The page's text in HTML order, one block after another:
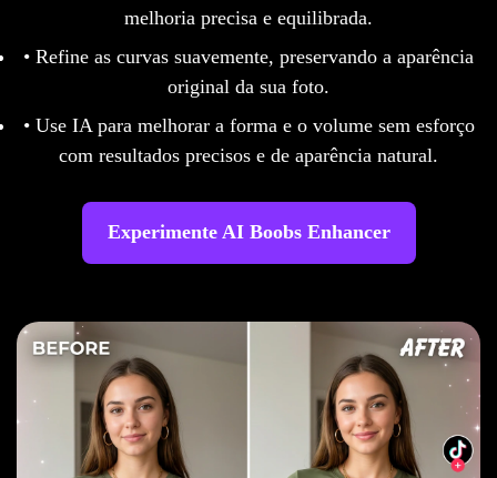
melhoria precisa e equilibrada.
• Refine as curvas suavemente, preservando a aparência
original da sua foto.
• Use IA para melhorar a forma e o volume sem esforço
com resultados precisos e de aparência natural.
Experimente AI Boobs Enhancer